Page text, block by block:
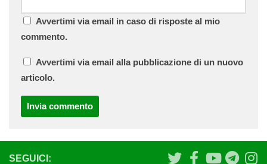
Avvertimi via email in caso di risposte al mio
commento.
Avvertimi via email alla pubblicazione di un nuovo
articolo.
SEGUICI: